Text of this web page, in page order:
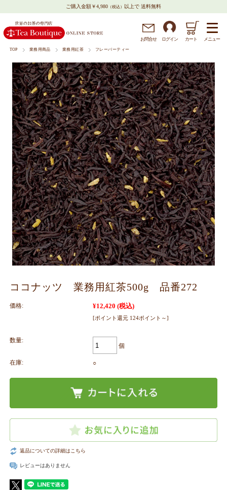
ご購入金額￥4,980 （税込） 以上で 送料無料
お問合せ ログイン カート メニュー
TOP 業務用商品 業務用紅茶 フレーバーティー
ココナッツ 業務用紅茶500g 品番272
価格: ¥12,420 (税込)
[ポイント還元 124ポイント～]
数量:
個
在庫: ○
返品についての詳細はこちら
レビューはありません